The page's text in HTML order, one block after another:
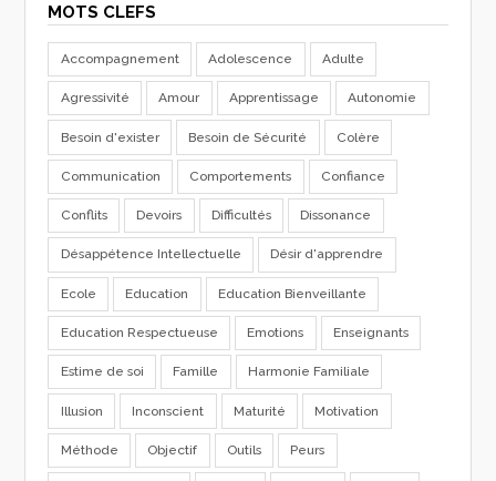
MOTS CLEFS
Accompagnement Adolescence Adulte
Agressivité Amour Apprentissage Autonomie
Besoin d'exister Besoin de Sécurité Colère
Communication Comportements Confiance
Conflits Devoirs Difficultés Dissonance
Désappétence Intellectuelle Désir d'apprendre
Ecole Education Education Bienveillante
Education Respectueuse Emotions Enseignants
Estime de soi Famille Harmonie Familiale
Illusion Inconscient Maturité Motivation
Méthode Objectif Outils Peurs